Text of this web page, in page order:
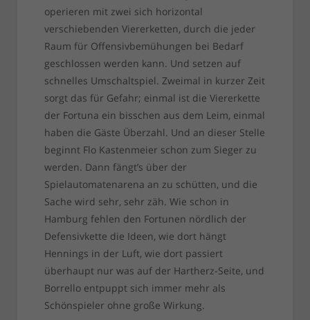
operieren mit zwei sich horizontal
verschiebenden Viererketten, durch die jeder
Raum für Offensivbemühungen bei Bedarf
geschlossen werden kann. Und setzen auf
schnelles Umschaltspiel. Zweimal in kurzer Zeit
sorgt das für Gefahr; einmal ist die Viererkette
der Fortuna ein bisschen aus dem Leim, einmal
haben die Gäste Überzahl. Und an dieser Stelle
beginnt Flo Kastenmeier schon zum Sieger zu
werden. Dann fängt’s über der
Spielautomatenarena an zu schütten, und die
Sache wird sehr, sehr zäh. Wie schon in
Hamburg fehlen den Fortunen nördlich der
Defensivkette die Ideen, wie dort hängt
Hennings in der Luft, wie dort passiert
überhaupt nur was auf der Hartherz-Seite, und
Borrello entpuppt sich immer mehr als
Schönspieler ohne große Wirkung.